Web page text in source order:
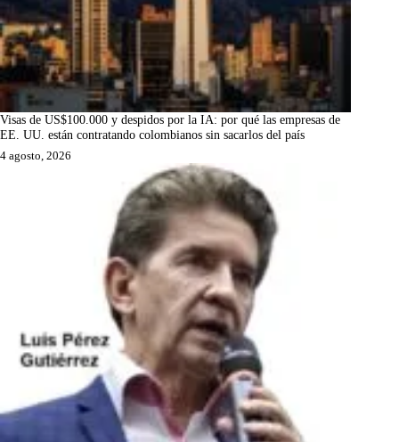
Visas de US$100.000 y despidos por la IA: por qué las empresas de
EE. UU. están contratando colombianos sin sacarlos del país
4 agosto, 2026